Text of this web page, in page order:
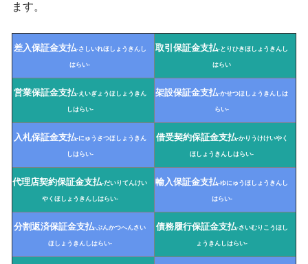
ます。
差入保証金支払-さしいれほしょうきんし
はらい-
取引保証金支払-とりひきほしょうきんし
はらい
営業保証金支払-えいぎょうほしょうきん
しはらい-
架設保証金支払-かせつほしょうきんしは
らい-
入札保証金支払-にゅうさつほしょうきん
しはらい-
借受契約保証金支払-かりうけけいやく
ほしょうきんしはらい-
代理店契約保証金支払-だいりてんけい
やくほしょうきんしはらい-
輸入保証金支払-ゆにゅうほしょうきんし
はらい-
分割返済保証金支払-ぶんかつへんさい
ほしょうきんしはらい-
債務履行保証金支払-さいむりこうほし
ょうきんしはらい-